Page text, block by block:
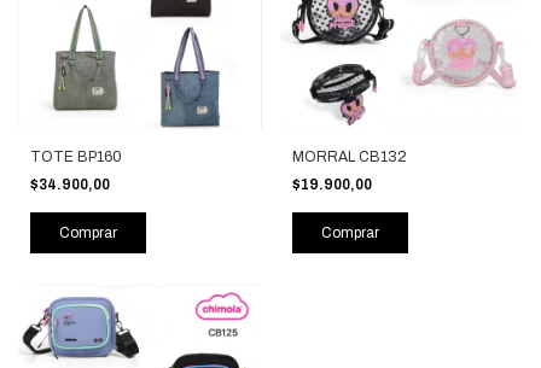
TOTE BP160
$34.900,00
Comprar
MORRAL CB132
$19.900,00
Comprar